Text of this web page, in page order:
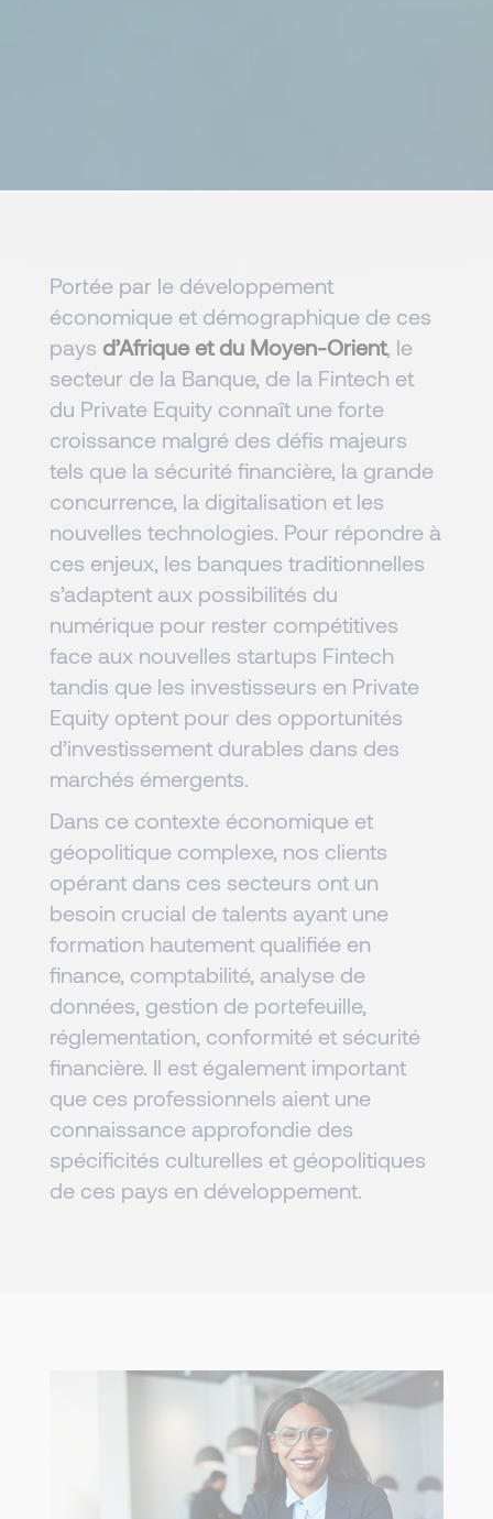
Portée par le développement
économique et démographique de ces
pays d’Afrique et du Moyen-Orient, le
secteur de la Banque, de la Fintech et
du Private Equity connaît une forte
croissance malgré des défis majeurs
tels que la sécurité financière, la grande
concurrence, la digitalisation et les
nouvelles technologies. Pour répondre à
ces enjeux, les banques traditionnelles
s’adaptent aux possibilités du
numérique pour rester compétitives
face aux nouvelles startups Fintech
tandis que les investisseurs en Private
Equity optent pour des opportunités
d’investissement durables dans des
marchés émergents.
Dans ce contexte économique et
géopolitique complexe, nos clients
opérant dans ces secteurs ont un
besoin crucial de talents ayant une
formation hautement qualifiée en
finance, comptabilité, analyse de
données, gestion de portefeuille,
réglementation, conformité et sécurité
financière. Il est également important
que ces professionnels aient une
connaissance approfondie des
spécificités culturelles et géopolitiques
de ces pays en développement.